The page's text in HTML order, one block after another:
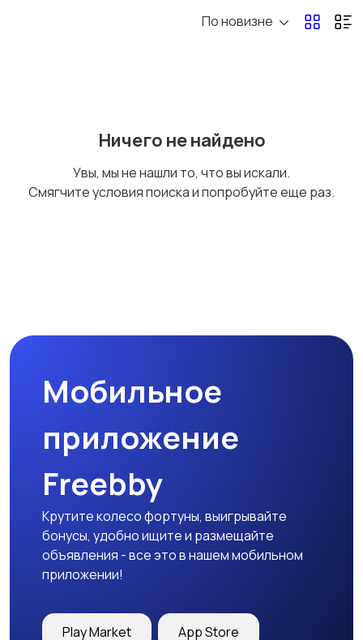
Водные виды спорта
Тренажеры и фитнес Спортивное питание
Другое
По новизне
Ничего не найдено
Увы, мы не нашли то, что вы искали.
Смягчите условия поиска и попробуйте еще раз.
Мобильное
приложение
Freebby
Крутите колесо фортуны, выигрывайте
бонусы, удобно ищите и размещайте
объявления - все это в нашем мобильном
приложении!
Play Market App Store